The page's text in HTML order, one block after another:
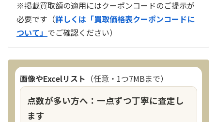
買取価格：
お問合せください
SONY
※掲載買取額の適用にはクーポンコードのご提示が
必要です（詳しくは「買取価格表クーポンコードに
ついて」 でご確認ください）
画像やExcelリスト （任意・1つ7MBまで）
点数が多い方へ：一点ずつ丁寧に査定し
ます